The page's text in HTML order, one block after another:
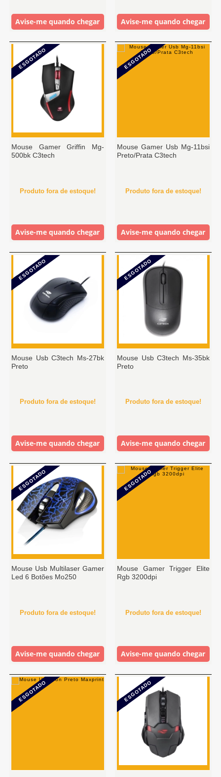
Avise-me quando chegar Avise-me quando chegar
ESGOTADO
Mouse Gamer Griffin Mg-
500bk C3tech
Produto fora de estoque!
Avise-me quando chegar
ESGOTADO
Mouse Gamer Usb Mg-11bsi
Preto/Prata C3tech
Produto fora de estoque!
Avise-me quando chegar
ESGOTADO
Mouse Usb C3tech Ms-27bk
Preto
Produto fora de estoque!
Avise-me quando chegar
ESGOTADO
Mouse Usb C3tech Ms-35bk
Preto
Produto fora de estoque!
Avise-me quando chegar
ESGOTADO
Mouse Usb Multilaser Gamer
Led 6 Botões Mo250
Produto fora de estoque!
Avise-me quando chegar
ESGOTADO
Mouse Gamer Trigger Elite
Rgb 3200dpi
Produto fora de estoque!
Avise-me quando chegar
ESGOTADO ESGOTADO